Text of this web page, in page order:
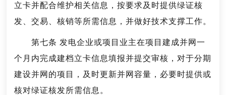
立卡并配合维护相关信息，按要求及时提供绿证核
发、交易、核销等所需信息，并做好技术支撑工作。
第七条 发电企业或项目业主在项目建成并网一
个月内完成建档立卡信息填报并提交审核，对于分期
建设并网的项目，及时更新并网容量，必要时提供或
核对绿证核发所需信息。